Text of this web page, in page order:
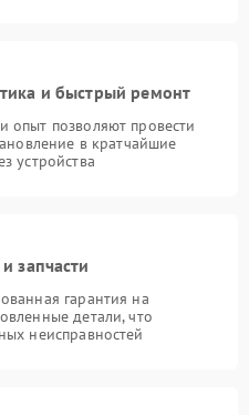
и быстрый ремонт
позволяют провести
в кратчайшие
устройства
запчасти
гарантия на
детали, что
неисправностей